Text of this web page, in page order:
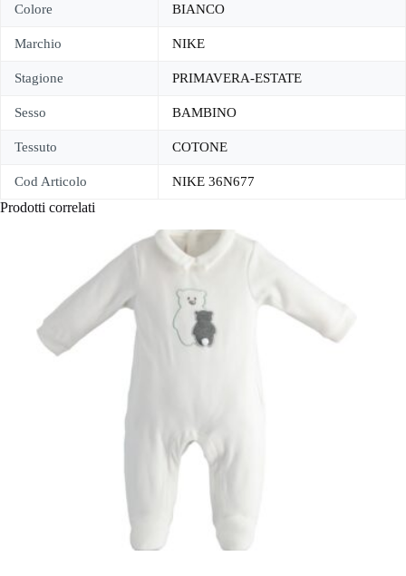
Colore BIANCO
Marchio NIKE
Stagione PRIMAVERA-ESTATE
Sesso BAMBINO
Tessuto COTONE
Cod Articolo NIKE 36N677
Prodotti correlati